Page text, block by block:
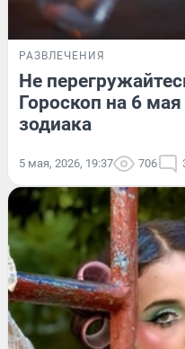
РАЗВЛЕЧЕНИЯ
Не
Гороскоп на 6
зодиака
5 мая, 2026, 19:37 706